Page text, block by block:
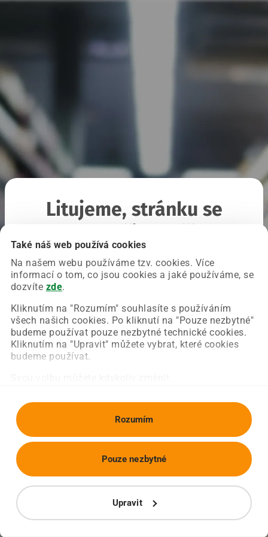
Také náš web používá cookies
Na našem webu používáme tzv. cookies. Více
informací o tom, co jsou cookies a jaké používáme, se
dozvíte zde.
Kliknutím na "Rozumím" souhlasíte s používáním
všech našich cookies. Po kliknutí na "Pouze nezbytné"
budeme používat pouze nezbytné technické cookies.
Kliknutím na "Upravit" můžete vybrat, které cookies
budeme používat.
Rozumím
Upravit
Pouze nezbytné
Litujeme, stránku se
Chyba nastala na naší straně a už ji opravujeme.
Zkuste prosím znovu načíst požadovanou stránku.
Obnovit stránku Úvodní strana